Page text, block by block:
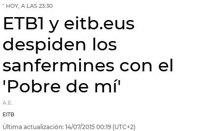
HOY, A LAS 23:30
ETB1 y eitb.eus
despiden los
sanfermines con el
'Pobre de mí'
A.E.
EITB
Última actualización: 14/07/2015 00:19 (UTC+2)